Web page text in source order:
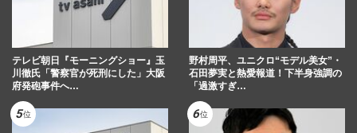
テレビ朝日『モーニングショー』玉
川徹氏「警察官が死刑にした」大阪
府発砲事件へ…
野村周平、ユニクロ“モデル美女”・
石田夢実と熱愛報道！下半身強調の
「過激すぎ…